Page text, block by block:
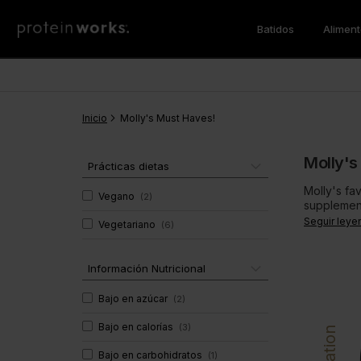
Batidos
Pérdida de Peso
Cena
Proteína
Soporte Muscular
Protein Porridge
CLA
Vitaminas & Minerales
Multivitaminas
Super
Super
Inicio Molly's Must Haves!
Prácticas dietas
Vegano (2)
Vegetariano (6)
Información Nutricional
Bajo en azúcar (2)
Bajo en calorías (3)
Bajo en carbohidratos (1)
Molly's
Molly's
Seguir